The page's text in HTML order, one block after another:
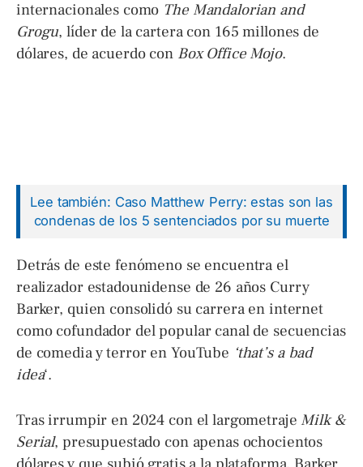
internacionales como The Mandalorian and
Grogu, líder de la cartera con 165 millones de
dólares, de acuerdo con Box Office Mojo.
Lee también: Caso Matthew Perry: estas son las
condenas de los 5 sentenciados por su muerte
Detrás de este fenómeno se encuentra el
realizador estadounidense de 26 años Curry
Barker, quien consolidó su carrera en internet
como cofundador del popular canal de secuencias
de comedia y terror en YouTube ‘that’s a bad
idea‘.
Tras irrumpir en 2024 con el largometraje Milk &
Serial, presupuestado con apenas ochocientos